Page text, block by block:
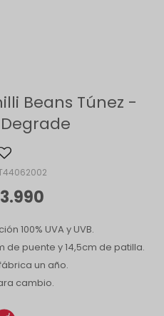
Beans Túnez -
3.990
100% UVA y UVB.
de puente y 14,5cm de patilla.
un año.
cambio.